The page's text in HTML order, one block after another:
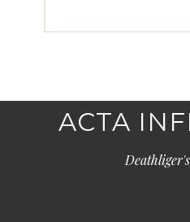
ACTA